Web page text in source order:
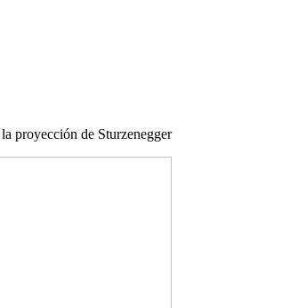
proyección de Sturzenegger